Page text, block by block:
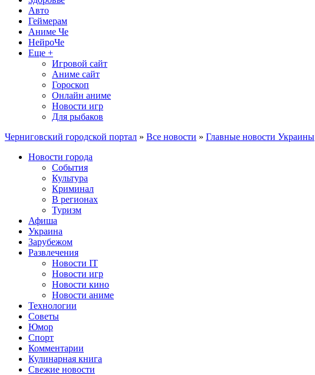
Авто
Геймерам
Аниме Че
НейроЧе
Еще +
Игровой сайт
Аниме сайт
Гороскоп
Онлайн аниме
Новости игр
Для рыбаков
Черниговский городской портал » Все новости » Главные новости Украины
Новости города
События
Культура
Криминал
В регионах
Туризм
Афиша
Украина
Зарубежом
Развлечения
Новости IT
Новости игр
Новости кино
Новости аниме
Технологии
Советы
Юмор
Спорт
Комментарии
Кулинарная книга
Свежие новости